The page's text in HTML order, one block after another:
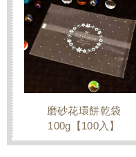
透明花環餅乾袋
50g【100入】